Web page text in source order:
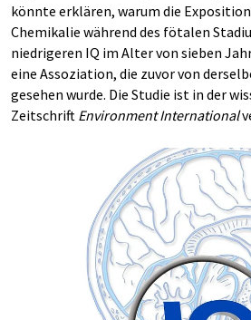
könnte erklären, warum die
Chemikalie während des fötalen
niedrigeren IQ im Alter von sieben
eine Assoziation, die zuvor von
gesehen wurde. Die Studie ist in der
Zeitschrift Environment International